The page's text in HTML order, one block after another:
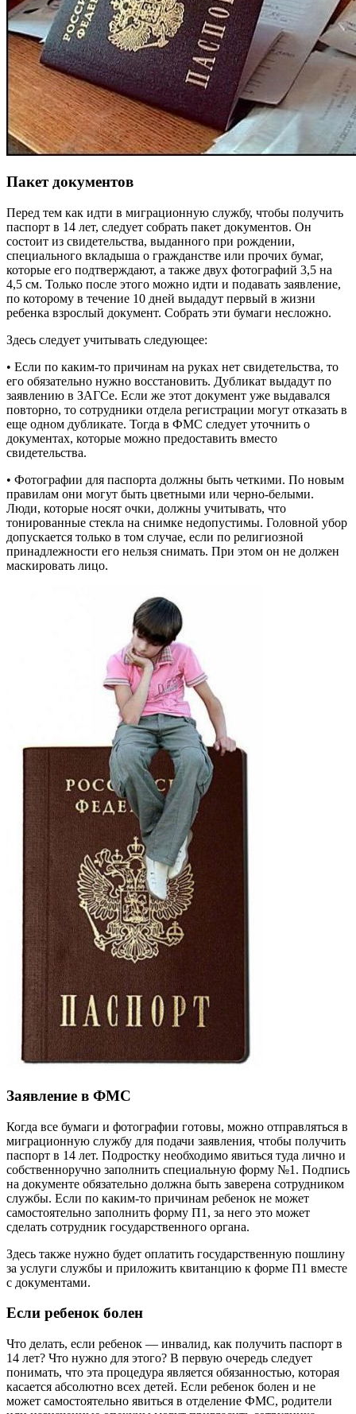
Пакет документов
Перед тем как идти в миграционную службу, чтобы получить
паспорт в 14 лет, следует собрать пакет документов. Он
состоит из свидетельства, выданного при рождении,
специального вкладыша о гражданстве или прочих бумаг,
которые его подтверждают, а также двух фотографий 3,5 на
4,5 см. Только после этого можно идти и подавать заявление,
по которому в течение 10 дней выдадут первый в жизни
ребенка взрослый документ. Собрать эти бумаги несложно.
Здесь следует учитывать следующее:
• Если по каким-то причинам на руках нет свидетельства, то
его обязательно нужно восстановить. Дубликат выдадут по
заявлению в ЗАГСе. Если же этот документ уже выдавался
повторно, то сотрудники отдела регистрации могут отказать в
еще одном дубликате. Тогда в ФМС следует уточнить о
документах, которые можно предоставить вместо
свидетельства.
• Фотографии для паспорта должны быть четкими. По новым
правилам они могут быть цветными или черно-белыми.
Люди, которые носят очки, должны учитывать, что
тонированные стекла на снимке недопустимы. Головной убор
допускается только в том случае, если по религиозной
принадлежности его нельзя снимать. При этом он не должен
маскировать лицо.
Заявление в ФМС
Когда все бумаги и фотографии готовы, можно отправляться в
миграционную службу для подачи заявления, чтобы получить
паспорт в 14 лет. Подростку необходимо явиться туда лично и
собственноручно заполнить специальную форму №1. Подпись
на документе обязательно должна быть заверена сотрудником
службы. Если по каким-то причинам ребенок не может
самостоятельно заполнить форму П1, за него это может
сделать сотрудник государственного органа.
Здесь также нужно будет оплатить государственную пошлину
за услуги службы и приложить квитанцию к форме П1 вместе
с документами.
Если ребенок болен
Что делать, если ребенок — инвалид, как получить паспорт в
14 лет? Что нужно для этого? В первую очередь следует
понимать, что эта процедура является обязанностью, которая
касается абсолютно всех детей. Если ребенок болен и не
может самостоятельно явиться в отделение ФМС, родители